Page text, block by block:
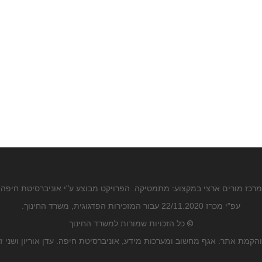
מרכז מורים ארצי במקצוע: מתמטיקה. הפרויקט מבוצע ע"י אוניברסיטת חיפה
עפ"י מכרז 22/11.2020 עבור המזכירות הפדגוגית, משרד החינוך.
© כל הזכויות שמורות למשרד החינוך
אתר: אגף מחשוב ומערכות מידע, אוניברסיטת חיפה. עדן אוריון ושני